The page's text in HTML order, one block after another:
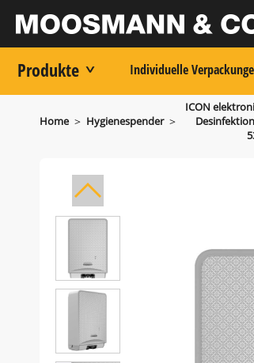
Produkte Individuelle
Home > Hygienespender >
ICON